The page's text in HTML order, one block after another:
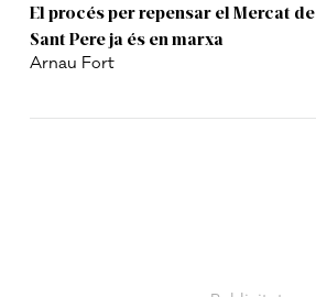
El procés per repensar el Mercat de
Sant Pere ja és en marxa
Arnau Fort